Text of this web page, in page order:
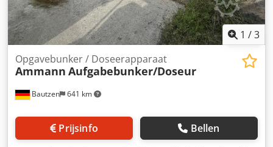
1 /3
Bautzen 641 km
Opgavebunker / Doseerapparaat
Ammann Aufgabebunker/Doseur
Prijsinfo Bellen